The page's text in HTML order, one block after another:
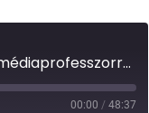
Új médiatörvény, új korszak? Interjú Sükösd Miklós médiaprofesszorral (Media1)
00:00 / 48:37